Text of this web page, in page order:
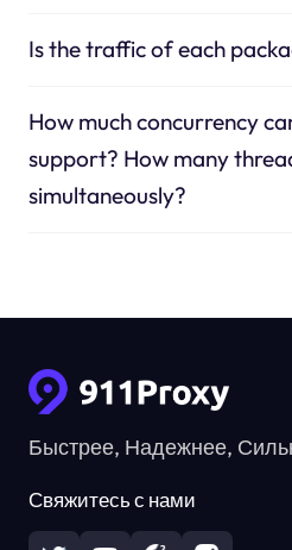
Is the traffic of each
How much concurrency
support? How many
simultaneously?
Быстрее, Надежнее,
Свяжитесь с нами